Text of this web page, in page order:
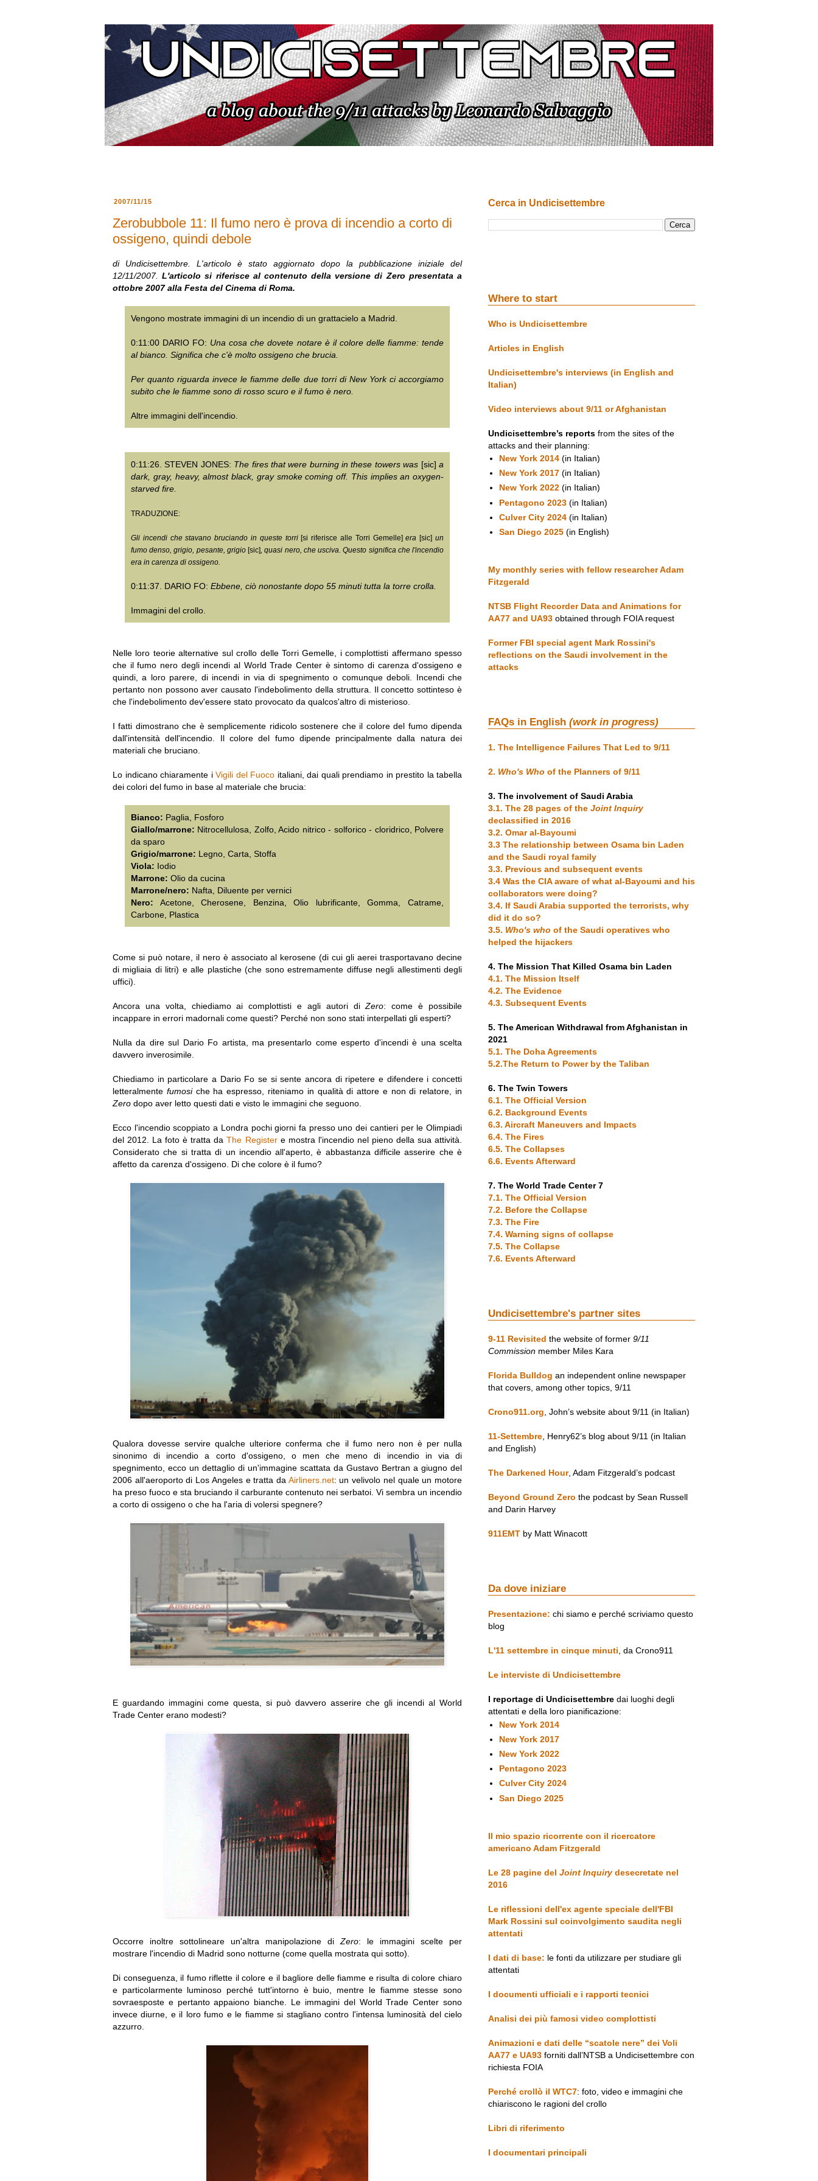
2007/11/15
Zerobubbole 11: Il fumo nero è prova di incendio a corto di
ossigeno, quindi debole
di Undicisettembre. L'articolo è stato aggiornato dopo la pubblicazione iniziale del
12/11/2007.L'articolo si riferisce al contenuto della versione di Zero presentata a
ottobre 2007 alla Festa del Cinema di Roma.
Vengono mostrate immagini di un incendio di un grattacielo a Madrid.
0:11:00 DARIO FO: Una cosa che dovete notare è il colore delle fiamme: tende
al bianco. Significa che c'è molto ossigeno che brucia.
Per quanto riguarda invece le fiamme delle due torri di New York ci accorgiamo
subito che le fiamme sono di rosso scuro e il fumo è nero.
Altre immagini dell'incendio.
0:11:26. STEVEN JONES: The fires that were burning in these towers was [sic]a
dark, gray, heavy, almost black, gray smoke coming off. This implies an oxygen-
starved fire.
TRADUZIONE:
Gli incendi che stavano bruciando in queste torri[si riferisce alle Torri Gemelle]era [sic]un
fumo denso, grigio, pesante, grigio[sic], quasi nero, che usciva. Questo significa che l'incendio
era in carenza di ossigeno.
0:11:37. DARIO FO: Ebbene, ciò nonostante dopo 55 minuti tutta la torre crolla.
Immagini del crollo.
Nelle loro teorie alternative sul crollo delle Torri Gemelle, i complottisti affermano spesso
che il fumo nero degli incendi al World Trade Center è sintomo di carenza d'ossigeno e
quindi, a loro parere, di incendi in via di spegnimento o comunque deboli. Incendi che
pertanto non possono aver causato l'indebolimento della struttura. Il concetto sottinteso è
che l'indebolimento dev'essere stato provocato da qualcos'altro di misterioso.
I fatti dimostrano che è semplicemente ridicolo sostenere che il colore del fumo dipenda
dall'intensità dell'incendio. Il colore del fumo dipende principalmente dalla natura dei
materiali che bruciano.
Lo indicano chiaramente i Vigili del Fuoco italiani, dai quali prendiamo in prestito la tabella
dei colori del fumo in base al materiale che brucia:
Bianco: Paglia, Fosforo
Giallo/marrone: Nitrocellulosa, Zolfo, Acido nitrico - solforico - cloridrico, Polvere
da sparo
Grigio/marrone: Legno, Carta, Stoffa
Viola: Iodio
Marrone: Olio da cucina
Marrone/nero: Nafta, Diluente per vernici
Nero: Acetone, Cherosene, Benzina, Olio lubrificante, Gomma, Catrame,
Carbone, Plastica
Come si può notare, il nero è associato al kerosene (di cui gli aerei trasportavano decine
di migliaia di litri) e alle plastiche (che sono estremamente diffuse negli allestimenti degli
uffici).
Ancora una volta, chiediamo ai complottisti e agli autori diZero: come è possibile
incappare in errori madornali come questi? Perché non sono stati interpellati gli esperti?
Nulla da dire sul Dario Fo artista, ma presentarlo come esperto d'incendi è una scelta
davvero inverosimile.
Chiediamo in particolare a Dario Fo se si sente ancora di ripetere e difendere i concetti
letteralmente fumosiche ha espresso, riteniamo in qualità di attore e non di relatore, in
Zero dopo aver letto questi dati e visto le immagini che seguono.
Ecco l'incendio scoppiato a Londra pochi giorni fa presso uno dei cantieri per le Olimpiadi
del 2012. La foto è tratta daThe Registere mostra l'incendio nel pieno della sua attività.
Considerato che si tratta di un incendio all'aperto, è abbastanza difficile asserire che è
affetto da carenza d'ossigeno. Di che colore è il fumo?
Qualora dovesse servire qualche ulteriore conferma che il fumo nero non è per nulla
sinonimo di incendio a corto d'ossigeno, o men che meno di incendio in via di
spegnimento, ecco un dettaglio di un'immagine scattata da Gustavo Bertran a giugno del
2006 all'aeroporto di Los Angeles e tratta da Airliners.net: un velivolo nel quale un motore
ha preso fuoco e sta bruciando il carburante contenuto nei serbatoi. Vi sembra un incendio
a corto di ossigeno o che ha l'aria di volersi spegnere?
E guardando immagini come questa, si può davvero asserire che gli incendi al World
Trade Center erano modesti?
Occorre inoltre sottolineare un'altra manipolazione diZero: le immagini scelte per
mostrare l'incendio di Madrid sono notturne (come quella mostrata qui sotto).
Di conseguenza, il fumo riflette il colore e il bagliore delle fiamme e risulta di colore chiaro
e particolarmente luminoso perché tutt'intorno è buio, mentre le fiamme stesse sono
sovraesposte e pertanto appaiono bianche. Le immagini del World Trade Center sono
invece diurne, e il loro fumo e le fiamme si stagliano contro l'intensa luminosità del cielo
azzurro.
Cerca in Undicisettembre
Where to start
Who is Undicisettembre
Articles in English
Undicisettembre's interviews (in English and
Italian)
Video interviews about 9/11 or Afghanistan
Undicisettembre’s reports from the sites of the
attacks and their planning:
New York 2014(in Italian)
New York 2017(in Italian)
New York 2022(in Italian)
Pentagono 2023(in Italian)
Culver City 2024(in Italian)
San Diego 2025(in English)
My monthly series with fellow researcher Adam
Fitzgerald
NTSB Flight Recorder Data and Animations for
AA77 and UA93 obtained through FOIA request
Former FBI special agent Mark Rossini's
reflections on the Saudi involvement in the
attacks
FAQs in English (work in progress)
1. The Intelligence Failures That Led to 9/11
2. Who's Who of the Planners of 9/11
3. The involvement of Saudi Arabia
3.1. The 28 pages of the Joint Inquiry
declassified in 2016
3.2. Omar al-Bayoumi
3.3 The relationship between Osama bin Laden
and the Saudi royal family
3.3. Previous and subsequent events
3.4 Was the CIA aware of what al-Bayoumi and his
collaborators were doing?
3.4. If Saudi Arabia supported the terrorists, why
did it do so?
3.5. Who's who of the Saudi operatives who
helped the hijackers
4. The Mission That Killed Osama bin Laden
4.1. The Mission Itself
4.2. The Evidence
4.3. Subsequent Events
5. The American Withdrawal from Afghanistan in
2021
5.1. The Doha Agreements
5.2.The Return to Power by the Taliban
6. The Twin Towers
6.1. The Official Version
6.2. Background Events
6.3. Aircraft Maneuvers and Impacts
6.4. The Fires
6.5. The Collapses
6.6. Events Afterward
7. The World Trade Center 7
7.1. The Official Version
7.2. Before the Collapse
7.3. The Fire
7.4. Warning signs of collapse
7.5. The Collapse
7.6. Events Afterward
Undicisettembre's partner sites
9-11 Revisited the website of former 9/11
Commission member Miles Kara
Florida Bulldog an independent online newspaper
that covers, among other topics, 9/11
Crono911.org, John’s website about 9/11 (in Italian)
11-Settembre, Henry62’s blog about 9/11 (in Italian
and English)
The Darkened Hour, Adam Fitzgerald’s podcast
Beyond Ground Zero the podcast by Sean Russell
and Darin Harvey
911EMT by Matt Winacott
Da dove iniziare
Presentazione: chi siamo e perché scriviamo questo
blog
L'11 settembre in cinque minuti, da Crono911
Le interviste di Undicisettembre
I reportage di Undicisettembre dai luoghi degli
attentati e della loro pianificazione:
New York 2014
New York 2017
New York 2022
Pentagono 2023
Culver City 2024
San Diego 2025
Il mio spazio ricorrente con il ricercatore
americano Adam Fitzgerald
Le 28 pagine del Joint Inquirydesecretate nel
2016
Le riflessioni dell'ex agente speciale dell'FBI
Mark Rossini sul coinvolgimento saudita negli
attentati
I dati di base: le fonti da utilizzare per studiare gli
attentati
I documenti ufficiali e i rapporti tecnici
Analisi dei più famosi video complottisti
Animazioni e dati delle “scatole nere” dei Voli
AA77 e UA93 forniti dall’NTSB a Undicisettembre con
richiesta FOIA
Perché crollò il WTC7: foto, video e immagini che
chiariscono le ragioni del crollo
Libri di riferimento
I documentari principali